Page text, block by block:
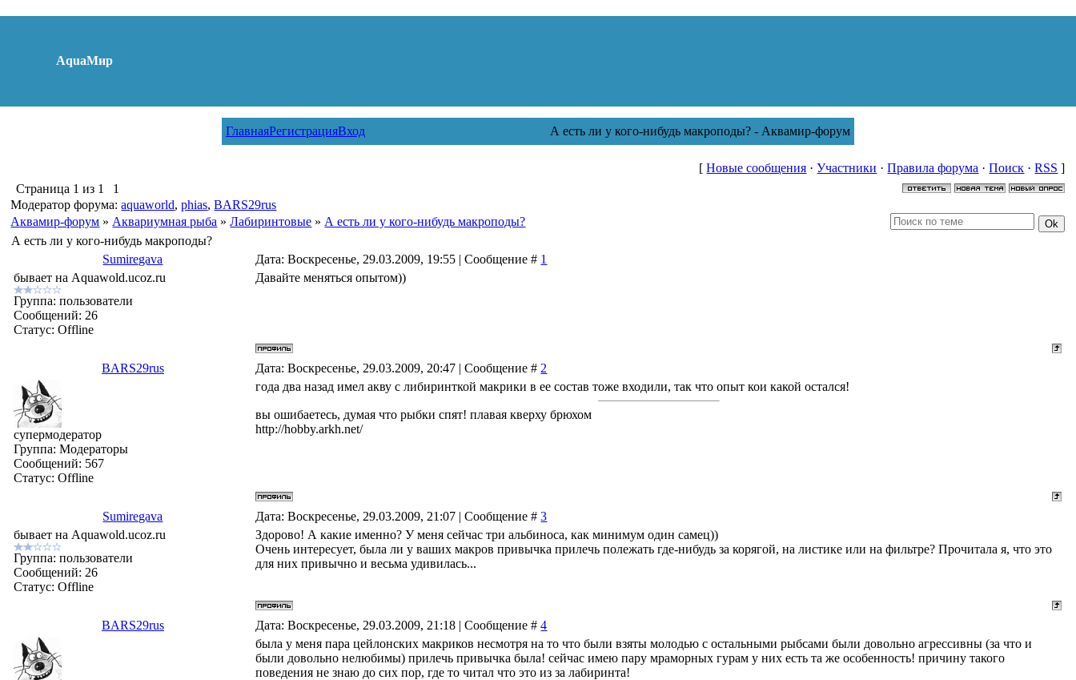
AquaМир
ГлавнаяРегистрацияВход А есть ли у кого-нибудь макроподы? - Аквамир-форум
[Новые сообщения ·Участники ·Правила форума ·Поиск ·RSS ]
Страница 1 из 1
1
Модератор форума:aquaworld,phias,BARS29rus
Аквамир-форум » Аквариумная рыба » Лабиринтовые » А есть ли у кого-нибудь макроподы?
А есть ли у кого-нибудь макроподы?
Sumiregava
Дата: Воскресенье, 29.03.2009, 19:55 | Сообщение # 1
бывает на Aquawold.ucoz.ru
Группа: пользователи
Сообщений: 26
Статус:Offline
Давайте меняться опытом))
BARS29rus Дата: Воскресенье, 29.03.2009, 20:47 | Сообщение # 2
супермодератор
Группа: Модераторы
Сообщений: 567
Статус:Offline
года два назад имел акву с либиринткой макрики в ее состав тоже входили, так что опыт кои какой остался!
вы ошибаетесь, думая что рыбки спят! плавая кверху брюхом
http://hobby.arkh.net/
Sumiregava Дата: Воскресенье, 29.03.2009, 21:07 | Сообщение #3
бывает на Aquawold.ucoz.ru
Группа: пользователи
Сообщений: 26
Статус:Offline
Здорово! А какие именно? У меня сейчас три альбиноса, как минимум один самец))
Очень интересует, была ли у ваших макров привычка прилечь полежать где-нибудь за корягой, на листике или на фильтре? Прочитала я, что это
для них привычно и весьма удивилась...
BARS29rus Дата: Воскресенье, 29.03.2009, 21:18 | Сообщение #4
была у меня пара цейлонских макриков несмотря на то что были взяты молодью с остальными рыбсами были довольно агрессивны (за что и
были довольно нелюбимы) прилечь привычка была! сейчас имею пару мраморных гурам у них есть та же особенность! причину такого
поведения не знаю до сих пор, где то читал что это из за лабиринта!